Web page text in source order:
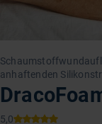
anhaftenden